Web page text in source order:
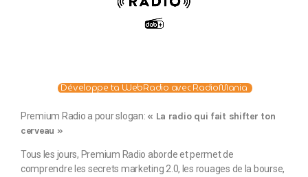
Développe ta WebRadio avec RadioMania
Premium Radio a pour slogan: « La radio qui fait shifter ton
cerveau »
Tous les jours, Premium Radio aborde et permet de
comprendre les secrets marketing 2.0, les rouages de la bourse,